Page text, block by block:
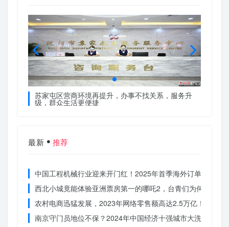
苏家屯区营商环境再提升，办事不找关系，服务升
级，群众生活更便捷
最新 推荐
中国工程机械行业迎来开门红！2025年首季海外订单激增，
西北小城竟能体验亚洲票房第一的哪吒2，台青们为何如此惊
农村电商迅猛发展，2023年网络零售额高达2.5万亿！你还在
南京守门员地位不保？2024年中国经济十强城市大洗牌